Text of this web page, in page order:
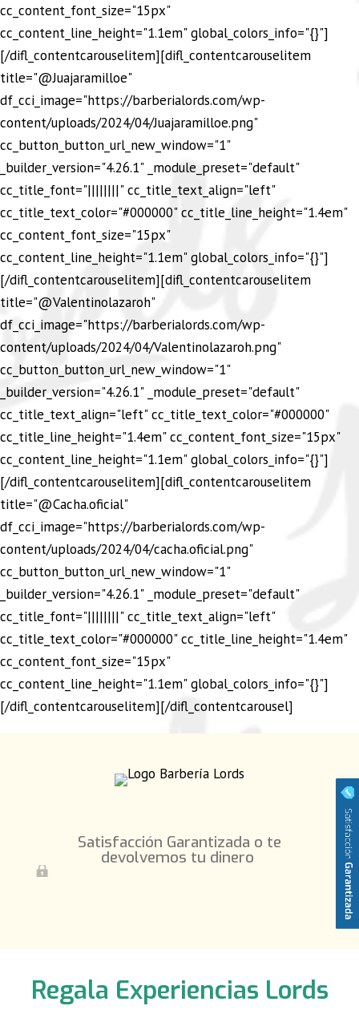
cc_content_font_size="15px"
cc_content_line_height="1.1em" global_colors_info="{}"]
[/difl_contentcarouselitem][difl_contentcarouselitem
title="@Juajaramilloe"
df_cci_image="https://barberialords.com/wp-
content/uploads/2024/04/Juajaramilloe.png"
cc_button_button_url_new_window="1"
_builder_version="4.26.1" _module_preset="default"
cc_title_font="||||||||" cc_title_text_align="left"
cc_title_text_color="#000000" cc_title_line_height="1.4em"
cc_content_font_size="15px"
cc_content_line_height="1.1em" global_colors_info="{}"]
[/difl_contentcarouselitem][difl_contentcarouselitem
title="@Valentinolazaroh"
df_cci_image="https://barberialords.com/wp-
content/uploads/2024/04/Valentinolazaroh.png"
cc_button_button_url_new_window="1"
_builder_version="4.26.1" _module_preset="default"
cc_title_text_align="left" cc_title_text_color="#000000"
cc_title_line_height="1.4em" cc_content_font_size="15px"
cc_content_line_height="1.1em" global_colors_info="{}"]
[/difl_contentcarouselitem][difl_contentcarouselitem
title="@Cacha.oficial"
df_cci_image="https://barberialords.com/wp-
content/uploads/2024/04/cacha.oficial.png"
cc_button_button_url_new_window="1"
_builder_version="4.26.1" _module_preset="default"
cc_title_font="||||||||" cc_title_text_align="left"
cc_title_text_color="#000000" cc_title_line_height="1.4em"
cc_content_font_size="15px"
cc_content_line_height="1.1em" global_colors_info="{}"]
[/difl_contentcarouselitem][/difl_contentcarousel]
Satisfacción Garantizada o te
devolvemos tu dinero
Regala Experiencias Lords